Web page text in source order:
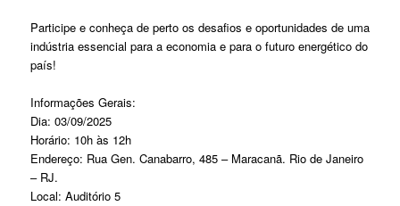
Participe e conheça de perto os desafios e oportunidades de uma
indústria essencial para a economia e para o futuro energético do
país!
Informações Gerais:
Dia: 03/09/2025
Horário: 10h às 12h
Endereço: Rua Gen. Canabarro, 485 – Maracanã. Rio de Janeiro
– RJ.
Local: Auditório 5